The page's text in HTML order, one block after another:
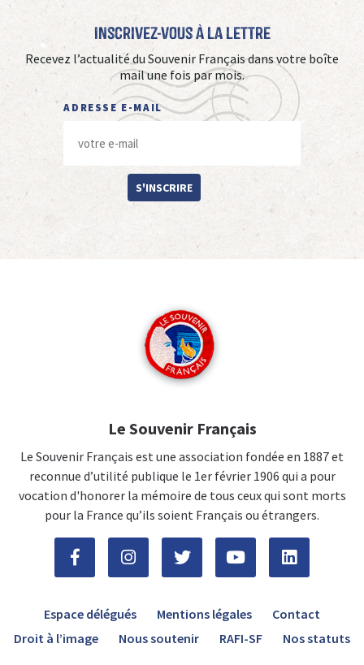
Inscrivez-vous à La Lettre
Recevez l’actualité du Souvenir Français dans votre boîte
mail une fois par mois.
ADRESSE E-MAIL
S'INSCRIRE
Le Souvenir Français
Le Souvenir Français est une association fondée en 1887 et
reconnue d’utilité publique le 1er février 1906 qui a pour
vocation d'honorer la mémoire de tous ceux qui sont morts
pour la France qu’ils soient Français ou étrangers.
Espace délégués Mentions légales
Contact
Droit à l’image
Nous soutenir RAFI-SF Nos statuts